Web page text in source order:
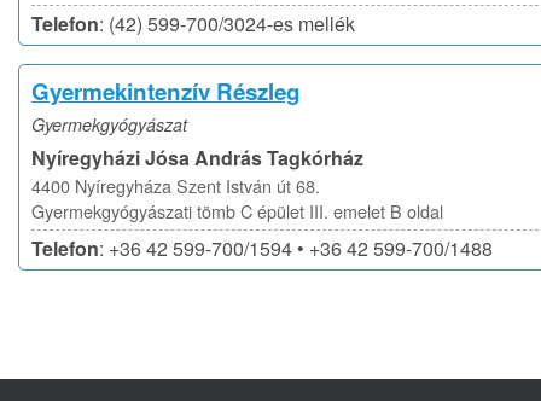
Telefon: (42) 599-700/3024-es mellék
Gyermekintenzív Részleg
Gyermekgyógyászat
Nyíregyházi Jósa András Tagkórház
4400 Nyíregyháza Szent István út 68.
Gyermekgyógyászati tömb C épület III. emelet B oldal
Telefon: +36 42 599-700/1594 • +36 42 599-700/1488